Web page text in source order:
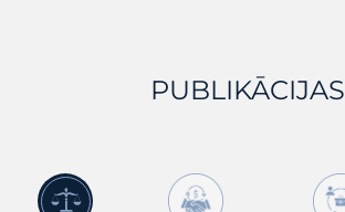
PUBLIKĀCIJAS